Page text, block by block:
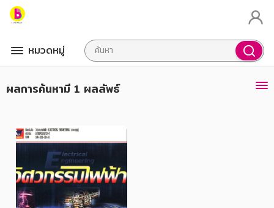
หมวดหมู่
ผลการค้นหามี 1 ผลลัพธ์